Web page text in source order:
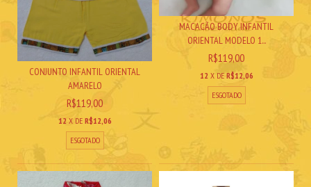
CONJUNTO INFANTIL ORIENTAL
AMARELO
R$119,00
12 X DE R$12,06
ESGOTADO
MACACÃO BODY INFANTIL
ORIENTAL MODELO 1...
R$119,00
12 X DE R$12,06
ESGOTADO